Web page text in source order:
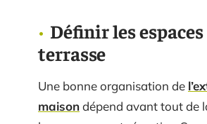
Définir les
terrasse
Une bonne organisation de
maisondépend avant tout de